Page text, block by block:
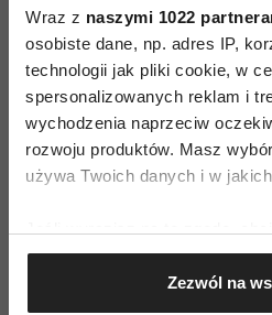
Wraz z naszymi 1022
osobiste dane, np. adres IP,
technologii jak pliki cookie, w
spersonalizowanych reklam i
wychodzenia naprzeciw
rozwoju produktów. Masz
używa Twoich danych i w
Gromadzić dane
geograficznej zZezwól na
WYDANIE
E-